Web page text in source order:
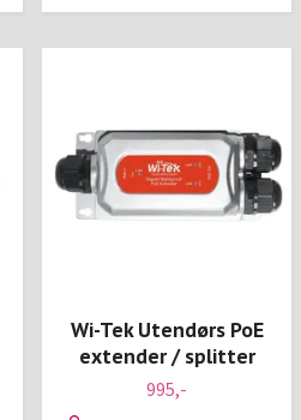
Wi-Tek Utendørs PoE
extender / splitter
995,-